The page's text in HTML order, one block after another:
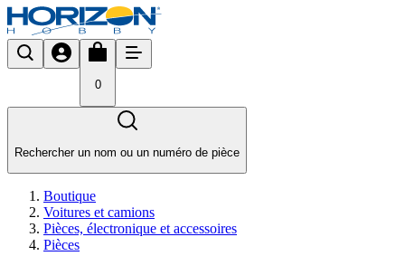
0
Rechercher un nom ou un numéro de pièce
Boutique
Voitures et camions
Pièces, électronique et accessoires
Pièces